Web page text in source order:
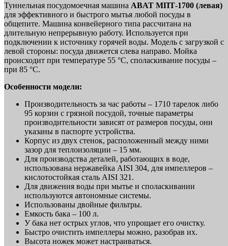
Туннельная посудомоечная машина ABAT МПТ-1700 (левая)
для эффективного и быстрого мытья любой посуды в
общепите. Машина конвейерного типа рассчитана на
длительную непрерывную работу. Используется при
подключении к источнику горячей воды. Модель с загрузкой с
левой стороны: посуда движется слева направо. Мойка
происходит при температуре 55 °С, споласкивание посуды –
при 85 °С.
Особенности модели:
Производительность за час работы – 1710 тарелок либо
95 корзин с грязной посудой, точные параметры
производительности зависят от размеров посуды, они
указаны в паспорте устройства.
Корпус из двух стенок, расположенный между ними
зазор для теплоизоляции – 15 мм.
Для производства деталей, работающих в воде,
использована нержавейка AISI 304, для импеллеров –
кислотостойкая сталь AISI 321.
Для движения воды при мытье и споласкивании
используются автономные системы.
Использованы двойные фильтры.
Емкость бака – 100 л.
У бака нет острых углов, что упрощает его очистку.
Быстро очистить импеллеры можно, разобрав их.
Высота ножек может настраиваться.